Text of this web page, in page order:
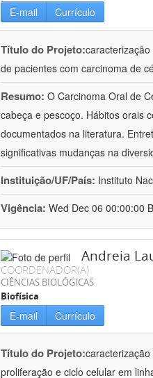
E-mail Currículo
Título do Projeto:
de pacientes com carcinoma de
Resumo: O Carcinoma Oral de
cabeça e pescoço. Hábitos orais
documentados na literatura.
significativas mudanças na
Instituição/UF/País: Instituto
Vigência: Wed Dec 06 00:00:00
Andreia
COORDENADOR(A)
CIÊNCIAS BIOLÓGICAS
Biofísica
E-mail Currículo
Título do Projeto:
proliferação e ciclo celular em